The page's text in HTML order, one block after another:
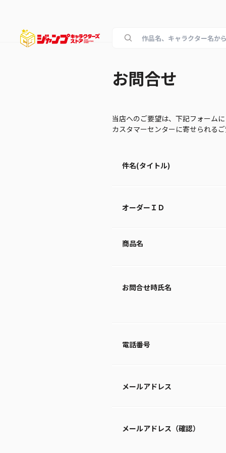
お問合せ
当店へのご要望は、下記フォーム
カスタマーセンターに寄せられる
件名(タイトル)
オーダーＩＤ
商品名
お問合せ時氏名
電話番号
メールアドレス
メールアドレス（確認）